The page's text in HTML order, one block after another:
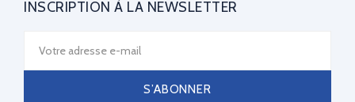
INSCRIPTION À LA NEWSLETTER